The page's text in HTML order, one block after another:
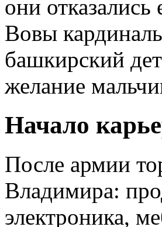
они
Вовы
башкирский
желание
Начало
После армии
Владимира:
электроника,